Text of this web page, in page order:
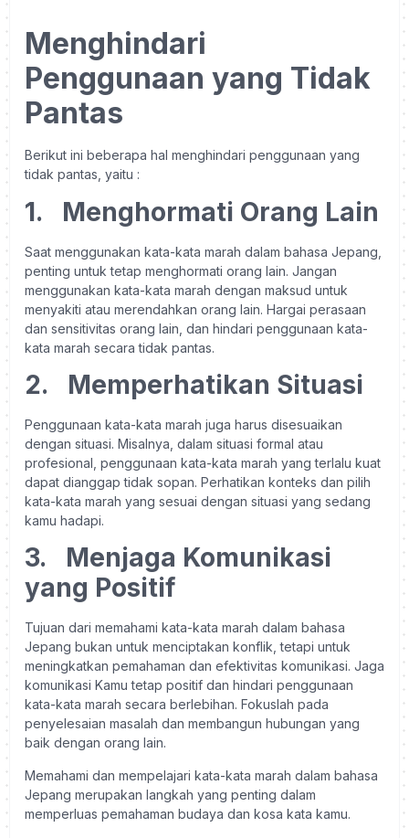
Menghindari
Penggunaan yang Tidak
Pantas
Berikut ini beberapa hal menghindari penggunaan yang
tidak pantas, yaitu :
1. Menghormati Orang Lain
Saat menggunakan kata-kata marah dalam bahasa Jepang,
penting untuk tetap menghormati orang lain. Jangan
menggunakan kata-kata marah dengan maksud untuk
menyakiti atau merendahkan orang lain. Hargai perasaan
dan sensitivitas orang lain, dan hindari penggunaan kata-
kata marah secara tidak pantas.
2. Memperhatikan Situasi
Penggunaan kata-kata marah juga harus disesuaikan
dengan situasi. Misalnya, dalam situasi formal atau
profesional, penggunaan kata-kata marah yang terlalu kuat
dapat dianggap tidak sopan. Perhatikan konteks dan pilih
kata-kata marah yang sesuai dengan situasi yang sedang
kamu hadapi.
3.
Menjaga Komunikasi
yang Positif
Tujuan dari memahami kata-kata marah dalam bahasa
Jepang bukan untuk menciptakan konflik, tetapi untuk
meningkatkan pemahaman dan efektivitas komunikasi. Jaga
komunikasi Kamu tetap positif dan hindari penggunaan
kata-kata marah secara berlebihan. Fokuslah pada
penyelesaian masalah dan membangun hubungan yang
baik dengan orang lain.
Memahami dan mempelajari kata-kata marah dalam bahasa
Jepang merupakan langkah yang penting dalam
memperluas pemahaman budaya dan kosa kata kamu.